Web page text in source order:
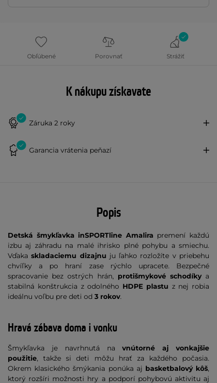
Obľúbené Porovnať Strážiť
K nákupu získavate
Záruka 2 roky
Garancia vrátenia peňazí
Popis
Detská šmykľavka inSPORTline Amalira premení každú
izbu aj záhradu na malé ihrisko plné pohybu a smiechu.
Vďakaskladaciemu dizajnu ju ľahko rozložíte v priebehu
chvíľky a po hraní zase rýchlo upracete. Bezpečné
spracovanie bez ostrých hrán, protišmykové schodíkya
stabilná konštrukcia z odolného HDPE plastu z nej robia
ideálnu voľbu pre deti od 3 rokov.
Hravá zábava doma i vonku
Šmykľavka je navrhnutá navnútorné aj vonkajšie
použitie, takže si deti môžu hrať za každého počasia.
Okrem klasického šmýkania ponúka aj basketbalový kôš,
ktorý rozšíri možnosti hry a podporí pohybovú aktivitu aj